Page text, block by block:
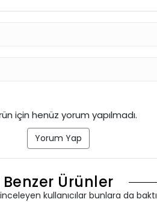
için henüz yorum yapılmadı.
Yorum Yap
Benzer Ürünler
kullanıcılar bunlara da baktı